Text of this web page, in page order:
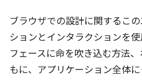
ブラウザでの設計に関するこ
ションとインタラクションを
フェースに命を吹き込む方法
もに、アプリケーション全体